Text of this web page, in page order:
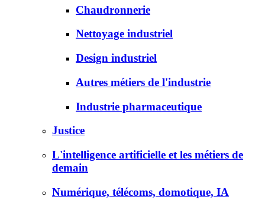
Chaudronnerie
Nettoyage industriel
Design industriel
Autres métiers de l'industrie
Industrie pharmaceutique
Justice
L'intelligence artificielle et les métiers de
demain
Numérique, télécoms, domotique, IA